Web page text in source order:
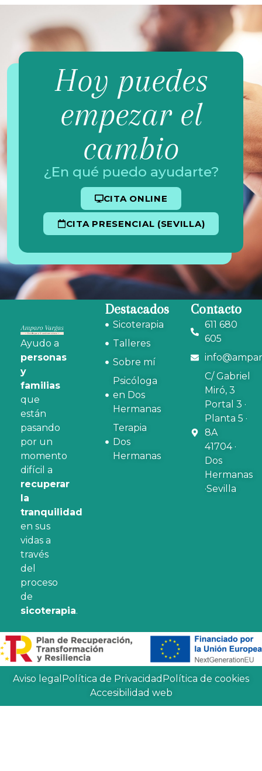
Hoy puedes
empezar el
cambio
¿En qué puedo ayudarte?
CITA ONLINE
CITA PRESENCIAL (SEVILLA)
Ayudo a
personas
y
familias
que
están
pasando
por un
momento
difícil a
recuperar
la
tranquilidad
en sus
vidas a
través
del
proceso
de
sicoterapia.
Destacados
Sicoterapia
Talleres
Sobre mí
Psicóloga
en Dos
Hermanas
Terapia
Dos
Hermanas
Contacto
611 680
605
C/ Gabriel
Miró, 3
Portal 3 ·
Planta 5 ·
8A
41704 ·
Dos
Hermanas
·Sevilla
Aviso legal Política de Privacidad Política de cookies
Accesibilidad web